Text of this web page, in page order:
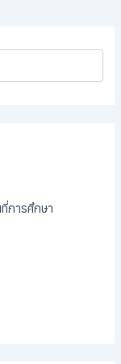
การศึกษา